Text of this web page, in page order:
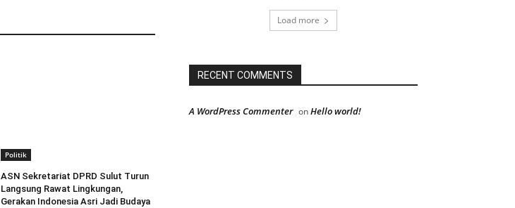
Politik
ASN Sekretariat DPRD Sulut Turun
Langsung Rawat Lingkungan,
Gerakan Indonesia Asri Jadi Budaya
Load more
RECENT COMMENTS
A WordPress Commenter onHello world!